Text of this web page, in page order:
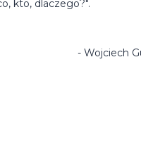
kto, dlaczego?".
- Wojciech